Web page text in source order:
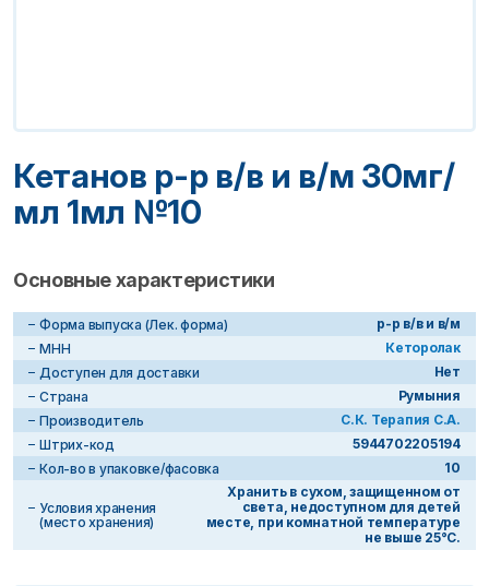
Кетанов р-р в/в и в/м 30мг/
мл 1мл №10
Основные характеристики
Форма выпуска (Лек. форма)
р-р в/в и в/м
МНН
Кеторолак
Доступен для доставки
Нет
Страна
Румыния
Производитель
С.К. Терапия С.А.
Штрих-код
5944702205194
Кол-во в упаковке/фасовка
10
Условия хранения
(место хранения)
Хранить в сухом, защищенном от
света, недоступном для детей
месте, при комнатной температуре
не выше 25°С.